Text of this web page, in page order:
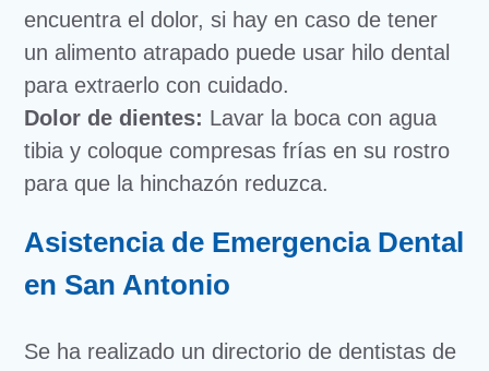
encuentra el dolor, si hay en caso de tener
un alimento atrapado puede usar hilo dental
para extraerlo con cuidado.
Dolor de dientes: Lavar la boca con agua
tibia y coloque compresas frías en su rostro
para que la hinchazón reduzca.
Asistencia de Emergencia Dental
en San Antonio
Se ha realizado un directorio de dentistas de